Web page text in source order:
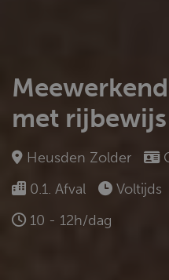
met
Heusden Zolder
0.1. Afval
Voltijds
10 - 12h/dag